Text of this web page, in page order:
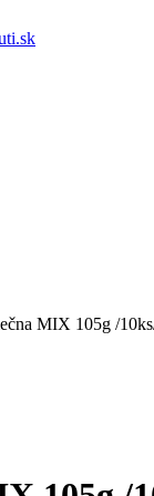
MIX 105g /